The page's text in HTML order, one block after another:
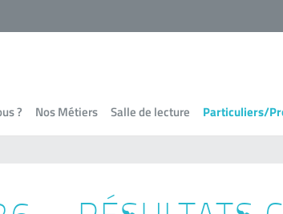
? Nos Métiers Salle de lecture Particuliers/